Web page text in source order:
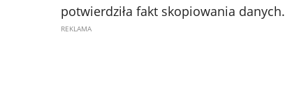
potwierdziła fakt skopiowania danych.